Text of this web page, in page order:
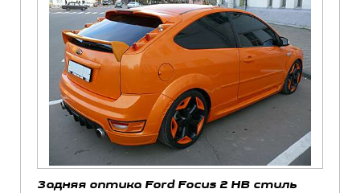
Задняя оптика Ford Focus 2 HB стиль